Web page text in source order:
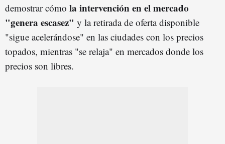
demostrar cómo la intervención en el mercado
"genera escasez" y la retirada de oferta disponible
"sigue acelerándose" en las ciudades con los precios
topados, mientras "se relaja" en mercados donde los
precios son libres.